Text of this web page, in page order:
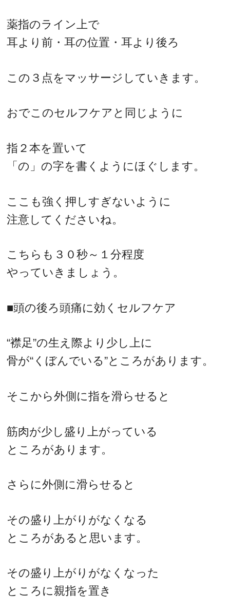
薬指のライン上で
耳より前・耳の位置・耳より後ろ
この３点をマッサージしていきます。
おでこのセルフケアと同じように
指２本を置いて
「の」の字を書くようにほぐします。
ここも強く押しすぎないように
注意してくださいね。
こちらも３０秒～１分程度
やっていきましょう。
■頭の後ろ頭痛に効くセルフケア
“襟足”の生え際より少し上に
骨が“くぼんでいる”ところがあります。
そこから外側に指を滑らせると
筋肉が少し盛り上がっている
ところがあります。
さらに外側に滑らせると
その盛り上がりがなくなる
ところがあると思います。
その盛り上がりがなくなった
ところに親指を置き